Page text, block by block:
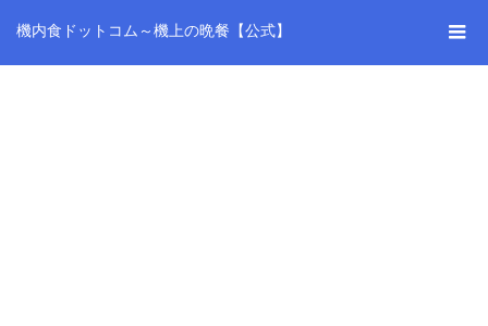
機内食ドットコム～機上の晩餐【公式】